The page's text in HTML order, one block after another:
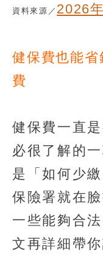
資料來源／ 2026
健保費也能
費
健保費一直
必很了解的
是「如何少
保險署就在
一些能夠合
文再詳細帶